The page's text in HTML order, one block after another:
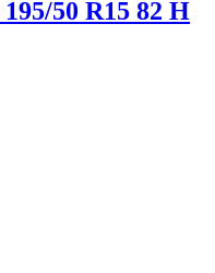
195/50 R15 82 H